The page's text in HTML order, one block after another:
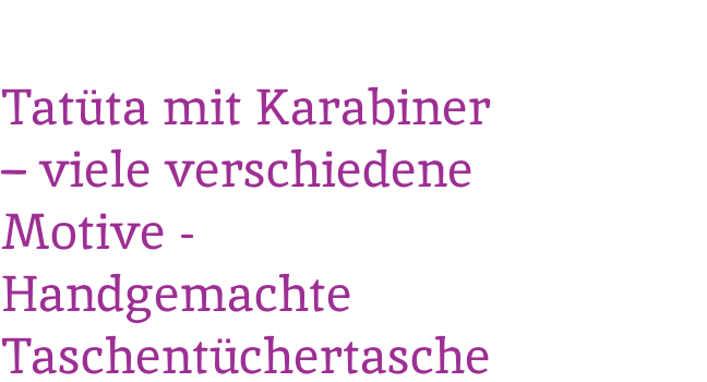
Tatüta mit Karabiner
– viele verschiedene
Motive -
Handgemachte
Taschentüchertasche